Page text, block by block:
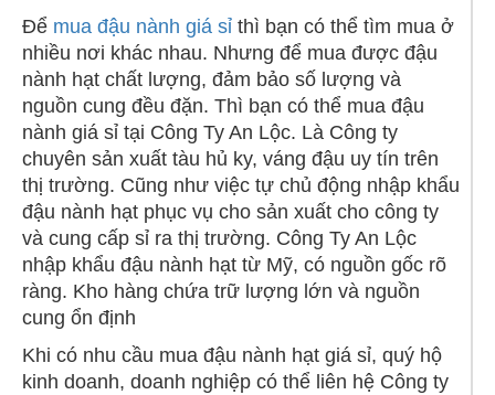
Để mua đậu nành giá sỉ thì bạn có thể tìm mua ở
nhiều nơi khác nhau. Nhưng để mua được đậu
nành hạt chất lượng, đảm bảo số lượng và
nguồn cung đều đặn. Thì bạn có thể mua đậu
nành giá sỉ tại Công Ty An Lộc. Là Công ty
chuyên sản xuất tàu hủ ky, váng đậu uy tín trên
thị trường. Cũng như việc tự chủ động nhập khẩu
đậu nành hạt phục vụ cho sản xuất cho công ty
và cung cấp sỉ ra thị trường. Công Ty An Lộc
nhập khẩu đậu nành hạt từ Mỹ, có nguồn gốc rõ
ràng. Kho hàng chứa trữ lượng lớn và nguồn
cung ổn định
Khi có nhu cầu mua đậu nành hạt giá sỉ, quý hộ
kinh doanh, doanh nghiệp có thể liên hệ Công ty